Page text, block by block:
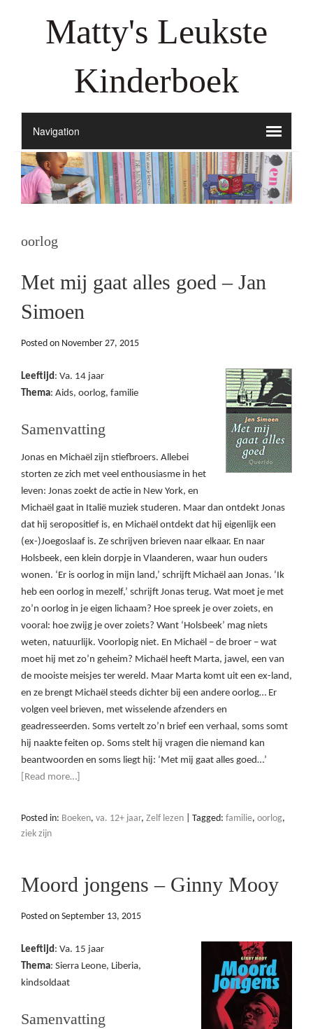
Matty's Leukste
Kinderboek
oorlog
Met mij gaat alles goed – Jan
Simoen
Posted on November 27, 2015
Leeftijd: Va. 14 jaar
Thema: Aids, oorlog, familie
Samenvatting
Jonas en Michaël zijn stiefbroers. Allebei
storten ze zich met veel enthousiasme in het
leven: Jonas zoekt de actie in New York, en
Michaël gaat in Italië muziek studeren. Maar dan ontdekt Jonas
dat hij seropositief is, en Michaël ontdekt dat hij eigenlijk een
(ex-)Joegoslaaf is. Ze schrijven brieven naar elkaar. En naar
Holsbeek, een klein dorpje in Vlaanderen, waar hun ouders
wonen. ‘Er is oorlog in mijn land,’ schrijft Michaël aan Jonas. ‘Ik
heb een oorlog in mezelf,’ schrijft Jonas terug. Wat moet je met
zo’n oorlog in je eigen lichaam? Hoe spreek je over zoiets, en
vooral: hoe zwijg je over zoiets? Want ‘Holsbeek’ mag niets
weten, natuurlijk. Voorlopig niet. En Michaël – de broer – wat
moet hij met zo’n geheim? Michaël heeft Marta, jawel, een van
de mooiste meisjes ter wereld. Maar Marta komt uit een ex-land,
en ze brengt Michaël steeds dichter bij een andere oorlog… Er
volgen veel brieven, met wisselende afzenders en
geadresseerden. Soms vertelt zo’n brief een verhaal, soms somt
hij naakte feiten op. Soms stelt hij vragen die niemand kan
beantwoorden en soms liegt hij: ‘Met mij gaat alles goed…’
[Read more…]
Posted in: Boeken, va. 12+ jaar, Zelf lezen Tagged: familie, oorlog,
ziek zijn
Moord jongens – Ginny Mooy
Posted on September 13, 2015
Leeftijd: Va. 15 jaar
Thema: Sierra Leone, Liberia,
kindsoldaat
Samenvatting